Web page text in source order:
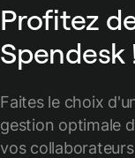
Profitez
Spendesk
Faites le choix
gestion optimale
vos